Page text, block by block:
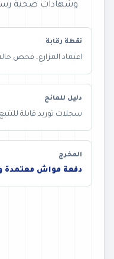
وشهادات صحية
نقطة رقابة
اعتماد المزارع، فحص
دليل للمانح
سجلات توريد قابلة
المخرج
دفعة مواش معتمدة